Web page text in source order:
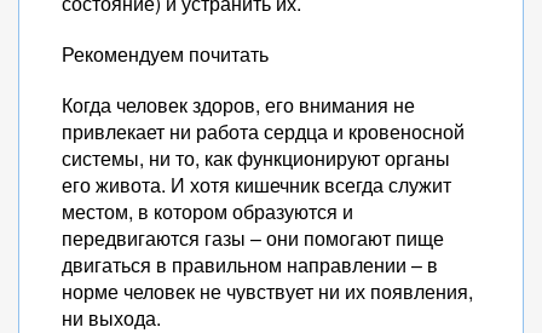
Рекомендуем почитать
Когда человек здоров, его внимания не
привлекает ни работа сердца и кровеносной
системы, ни то, как функционируют органы
его живота. И хотя кишечник всегда служит
местом, в котором образуются и
передвигаются газы – они помогают пище
двигаться в правильном направлении – в
норме человек не чувствует ни их появления,
ни выхода.